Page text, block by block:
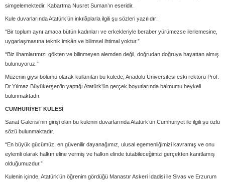
simgelemektedir. Kabartma Nusret Suman’ın eseridir.
Kule duvarlarında Atatürk’ün inkılâplarla ilgili şu sözleri yazılıdır:
“Bir toplum aynı amaca bütün kadınları ve erkekleriyle beraber yürümezse ilerlemesine,
uygarlaşmasına teknik imkân ve bilimsel ihtimal yoktur.”
“Biz ilhamlarımızı gökten ve bilinmeyen alemden değil, doğrudan doğruya hayattan almış
bulunuyoruz.”
Müzenin giysi bölümü olarak kullanılan bu kulede; Anadolu Üniversitesi eski rektörü Prof.
Dr.Yılmaz Büyükerşen’in yaptığı Atatürk’ün gerçek boyutlarında balmumu heykeli
bulunmaktadır.
CUMHURİYET KULESİ
Sanat Galerisi’nin girişi olan bu kulenin duvarlarında Atatürk’ün Cumhuriyet ile ilgili şu özlü
sözü bulunmaktadır.
“En büyük gücümüz, en güvenilir dayanağımız, ulusal egemenliğimizi kavramış ve onu
eylemli olarak halkın eline vermiş ve halkın elinde tutabileceğimizi gerçekten kanıtlamış
olduğumuzdur.”
Kulenin içinde, Atatürk’ün öğrenim gördüğü Manastır Askeri İdadisi ile Sivas ve Erzurum